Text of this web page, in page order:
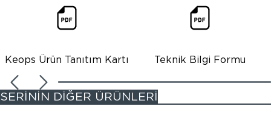
Keops Ürün Tanıtım Kartı Teknik Bilgi Formu
SERİNİN DİĞER ÜRÜNLERİ